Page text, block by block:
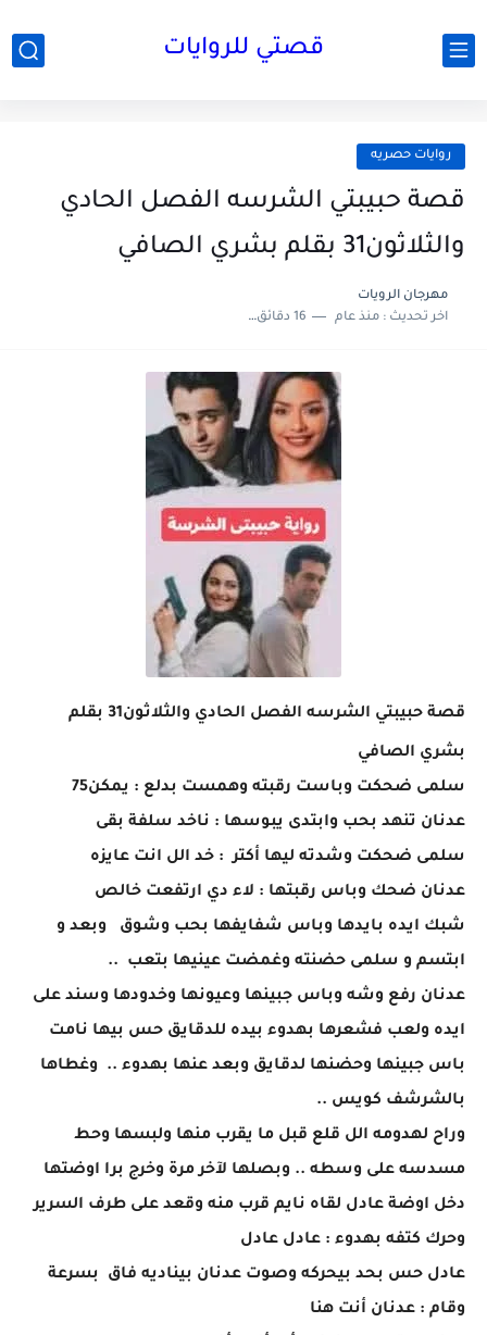
قصتي للروايات
روايات حصريه
قصة حبيبتي الشرسه الفصل الحادي
والثلاثون31 بقلم بشري الصافي
مهرجان الرويات
اخر تحديث :منذ عام 16 دقائق للقراءة
قصة حبيبتي الشرسه الفصل الحادي والثلاثون31 بقلم
بشري الصافي
سلمى ضحكت وباست رقبته وهمست بدلع : يمكن75
عدنان تنهد بحب وابتدى يبوسها : ناخد سلفة بقى
سلمى ضحكت وشدته ليها أكتر : خد الل انت عايزه
عدنان ضحك وباس رقبتها : لاء دي ارتفعت خالص
شبك ايده بايدها وباس شفايفها بحب وشوق وبعد و
ابتسم و سلمى حضنته وغمضت عينيها بتعب ..
عدنان رفع وشه وباس جبينها وعيونها وخدودها وسند على
ايده ولعب فشعرها بهدوء بيده للدقايق حس بيها نامت
باس جبينها وحضنها لدقايق وبعد عنها بهدوء .. وغطاها
بالشرشف كويس ..
وراح لهدومه الل قلع قبل ما يقرب منها ولبسها وحط
مسدسه على وسطه .. وبصلها لآخر مرة وخرج برا اوضتها
دخل اوضة عادل لقاه نايم قرب منه وقعد على طرف السرير
وحرك كتفه بهدوء : عادل عادل
عادل حس بحد بيحركه وصوت عدنان بيناديه فاق بسرعة
وقام : عدنان أنت هنا